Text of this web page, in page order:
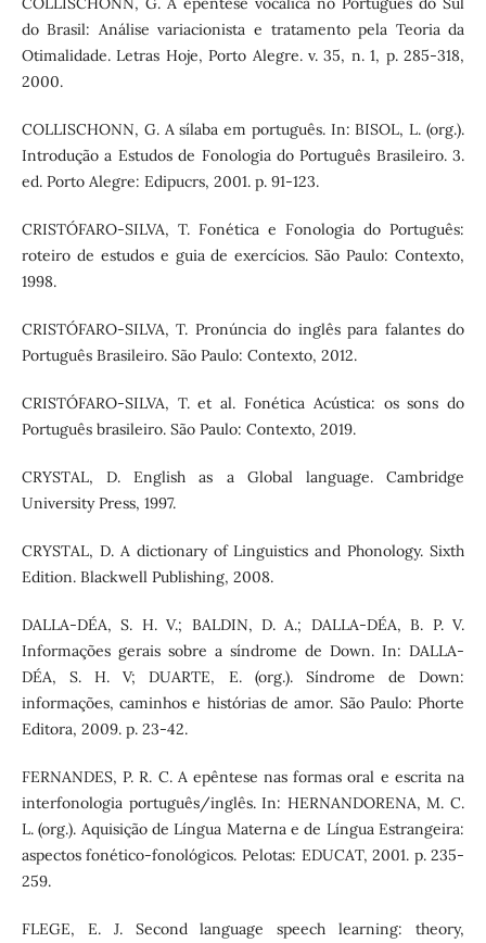
do Brasil: Análise variacionista e tratamento pela Teoria da
Otimalidade. Letras Hoje, Porto Alegre. v. 35, n. 1, p. 285-318,
2000.
COLLISCHONN, G. A sílaba em português. In: BISOL, L. (org.).
Introdução a Estudos de Fonologia do Português Brasileiro. 3.
ed. Porto Alegre: Edipucrs, 2001. p. 91-123.
CRISTÓFARO-SILVA, T. Fonética e Fonologia do Português:
roteiro de estudos e guia de exercícios. São Paulo: Contexto,
1998.
CRISTÓFARO-SILVA, T. Pronúncia do inglês para falantes do
Português Brasileiro. São Paulo: Contexto, 2012.
CRISTÓFARO-SILVA, T. et al. Fonética Acústica: os sons do
Português brasileiro. São Paulo: Contexto, 2019.
CRYSTAL, D. English as a Global language. Cambridge
University Press, 1997.
CRYSTAL, D. A dictionary of Linguistics and Phonology. Sixth
Edition. Blackwell Publishing, 2008.
DALLA-DÉA, S. H. V.; BALDIN, D. A.; DALLA-DÉA, B. P. V.
Informações gerais sobre a síndrome de Down. In: DALLA-
DÉA, S. H. V; DUARTE, E. (org.). Síndrome de Down:
informações, caminhos e histórias de amor. São Paulo: Phorte
Editora, 2009. p. 23-42.
FERNANDES, P. R. C. A epêntese nas formas oral e escrita na
interfonologia português/inglês. In: HERNANDORENA, M. C.
L. (org.). Aquisição de Língua Materna e de Língua Estrangeira:
aspectos fonético-fonológicos. Pelotas: EDUCAT, 2001. p. 235-
259.
FLEGE, E. J. Second language speech learning: theory,